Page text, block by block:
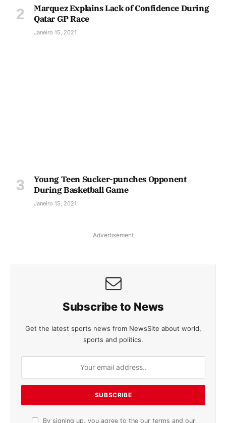
Marquez Explains Lack of Confidence During
Qatar GP Race
Janeiro 15, 2021
Young Teen Sucker-punches Opponent
During Basketball Game
Janeiro 15, 2021
Advertisement
Subscribe to News
Get the latest sports news from NewsSite about world,
sports and politics.
By signing up, you agree to the our terms and our